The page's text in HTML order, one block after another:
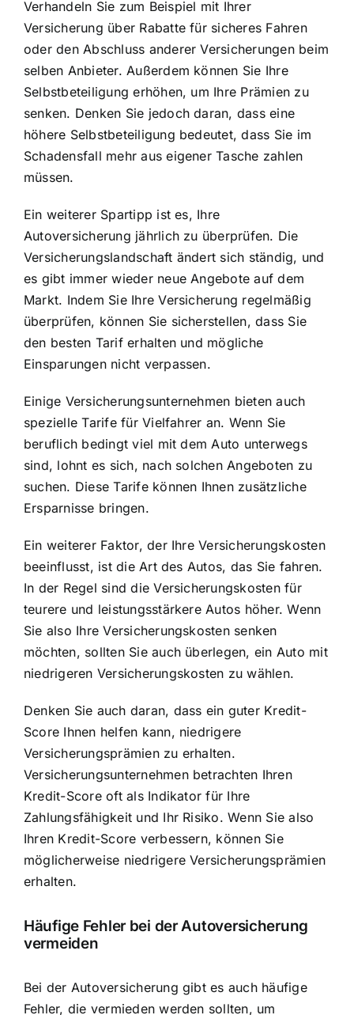
Verhandeln Sie zum Beispiel mit Ihrer
Versicherung über Rabatte für sicheres Fahren
oder den Abschluss anderer Versicherungen beim
selben Anbieter. Außerdem können Sie Ihre
Selbstbeteiligung erhöhen, um Ihre Prämien zu
senken. Denken Sie jedoch daran, dass eine
höhere Selbstbeteiligung bedeutet, dass Sie im
Schadensfall mehr aus eigener Tasche zahlen
müssen.
Ein weiterer Spartipp ist es, Ihre
Autoversicherung jährlich zu überprüfen. Die
Versicherungslandschaft ändert sich ständig, und
es gibt immer wieder neue Angebote auf dem
Markt. Indem Sie Ihre Versicherung regelmäßig
überprüfen, können Sie sicherstellen, dass Sie
den besten Tarif erhalten und mögliche
Einsparungen nicht verpassen.
Einige Versicherungsunternehmen bieten auch
spezielle Tarife für Vielfahrer an. Wenn Sie
beruflich bedingt viel mit dem Auto unterwegs
sind, lohnt es sich, nach solchen Angeboten zu
suchen. Diese Tarife können Ihnen zusätzliche
Ersparnisse bringen.
Ein weiterer Faktor, der Ihre Versicherungskosten
beeinflusst, ist die Art des Autos, das Sie fahren.
In der Regel sind die Versicherungskosten für
teurere und leistungsstärkere Autos höher. Wenn
Sie also IhreVersicherungskosten senken
möchten, sollten Sie auch überlegen, ein Auto mit
niedrigeren Versicherungskosten zu wählen.
Denken Sie auch daran, dass ein guter Kredit-
Score Ihnen helfen kann, niedrigere
Versicherungsprämien zu erhalten.
Versicherungsunternehmen betrachten Ihren
Kredit-Score oft als Indikator für Ihre
Zahlungsfähigkeit und Ihr Risiko. Wenn Sie also
Ihren Kredit-Score verbessern, können Sie
möglicherweise niedrigere Versicherungsprämien
erhalten.
Häufige Fehler bei der Autoversicherung
vermeiden
Bei der Autoversicherung gibt es auch häufige
Fehler, die vermieden werden sollten, um